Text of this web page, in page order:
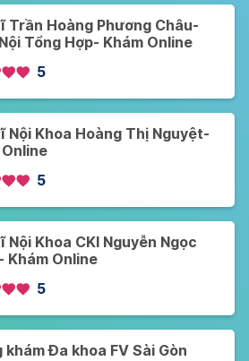
Trần Hoàng Phương Châu-
Tổng Hợp- Khám Online
5
Nội Khoa Hoàng Thị Nguyệt-
Online
5
Nội Khoa CKI Nguyễn Ngọc
Khám Online
5
khám Đa khoa FV Sài Gòn